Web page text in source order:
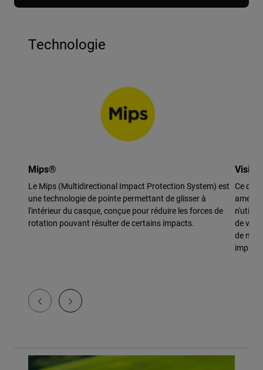
Technologie
Mips®
Le Mips (Multidirectional Impact Protection System) est
une technologie de pointe permettant de glisser à
l'intérieur du casque, conçue pour réduire les forces de
rotation pouvant résulter de certains impacts.
Ce
de vis,
de
impact.